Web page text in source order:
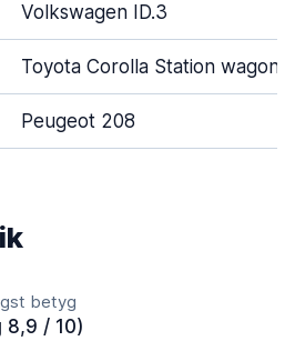
Volkswagen ID.3
Toyota Corolla Station wagon
Peugeot 208
betyg
8,9 / 10)